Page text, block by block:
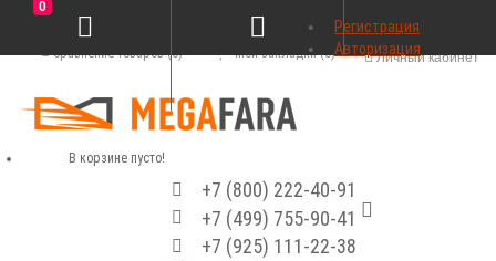
Личный кабинет
Мои закладки (0)
Сравнение товаров (0)
+7 (800) 222-40-91
+7 (499) 755-90-41
+7 (925) 111-22-38
Регистрация
Авторизация
0
В корзине пусто!